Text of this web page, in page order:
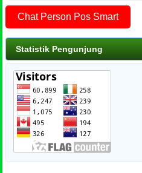
Chat Person Pos Smart
Statistik Pengunjung